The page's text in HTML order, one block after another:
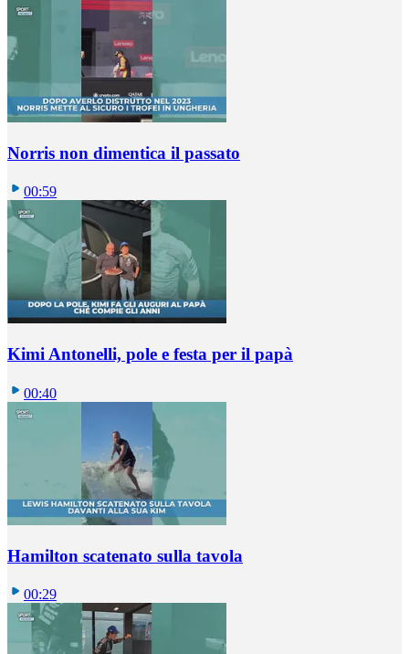
Norris non dimentica il passato
00:59
Kimi Antonelli, pole e festa per il papà
00:40
Hamilton scatenato sulla tavola
00:29